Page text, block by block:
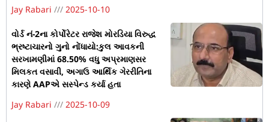
Jay Rabari
2025-10-10
વોર્ડ નં-2ના કોર્પોરેટર રાજેશ મોરડિયા વિરુદ્ધ
ભ્રષ્ટાચારનો ગુનો નોંધાયો:કુલ આવકની
સરખામણીમાં 68.50% વધુ અપ્રમાણસર
મિલકત વસાવી, અગાઉ આર્થિક ગેરરીતિના
કારણે AAPએ સસ્પેન્ડ કર્યા હતા
Jay Rabari
2025-10-09